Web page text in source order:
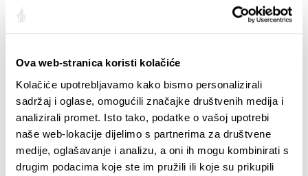
Ova web-stranica koristi kolačiće
Kolačiće upotrebljavamo kako bismo personalizirali
sadržaj i oglase, omogućili značajke društvenih medija i
analizirali promet. Isto tako, podatke o vašoj upotrebi
naše web-lokacije dijelimo s partnerima za društvene
medije, oglašavanje i analizu, a oni ih mogu kombinirati s
drugim podacima koje ste im pružili ili koje su prikupili
STUPA NA SNAGU POČETKOM 2027. - VAŽNA
INFORMACIJA – IZDAVANJE REGISTRACIJSKOG
BROJA